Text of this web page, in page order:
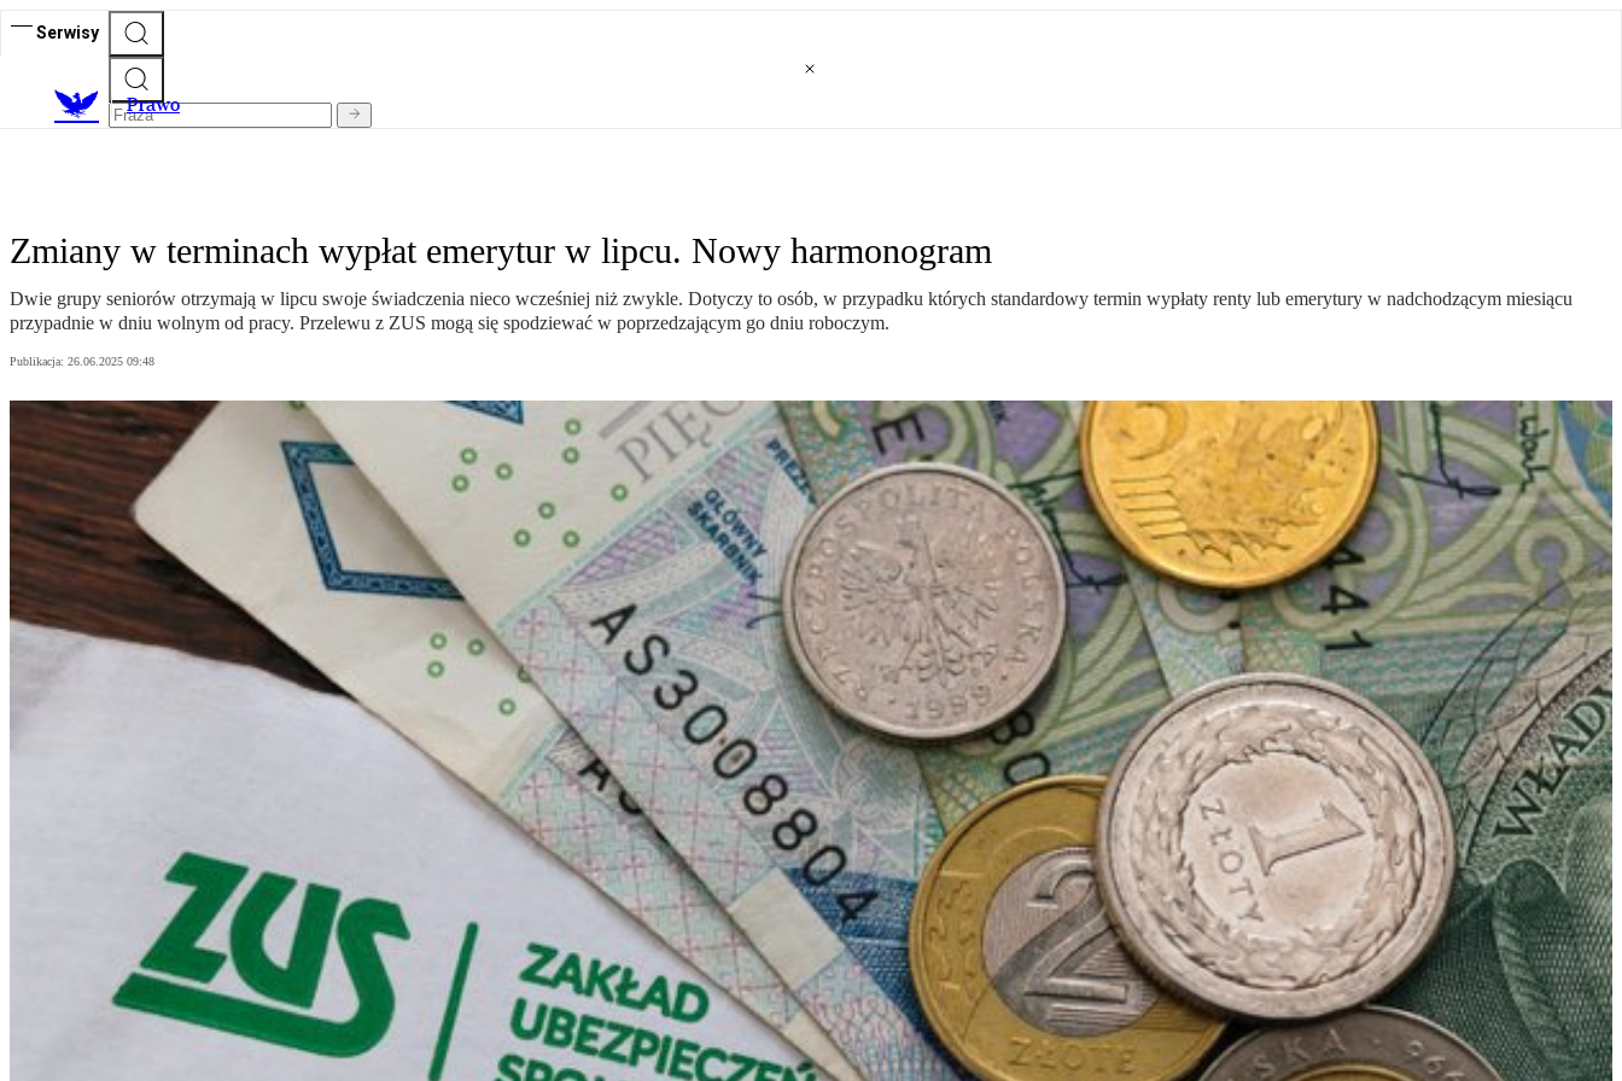
Serwisy
Prawo
Zmiany w terminach wypłat emerytur w lipcu. Nowy harmonogram
Dwie grupy seniorów otrzymają w lipcu swoje świadczenia nieco wcześniej niż zwykle. Dotyczy to osób, w przypadku których standardowy termin wypłaty renty lub emerytury w nadchodzącym miesiącu
przypadnie w dniu wolnym od pracy. Przelewu z ZUS mogą się spodziewać w poprzedzającym go dniu roboczym.
Publikacja: 26.06.2025 09:48